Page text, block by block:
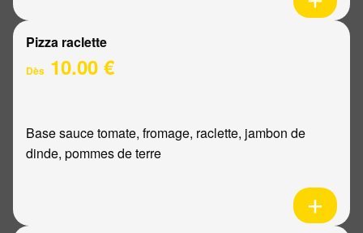
Pizza raclette
Dès 10.00 €
Base sauce tomate, fromage, raclette, jambon de
dinde, pommes de terre